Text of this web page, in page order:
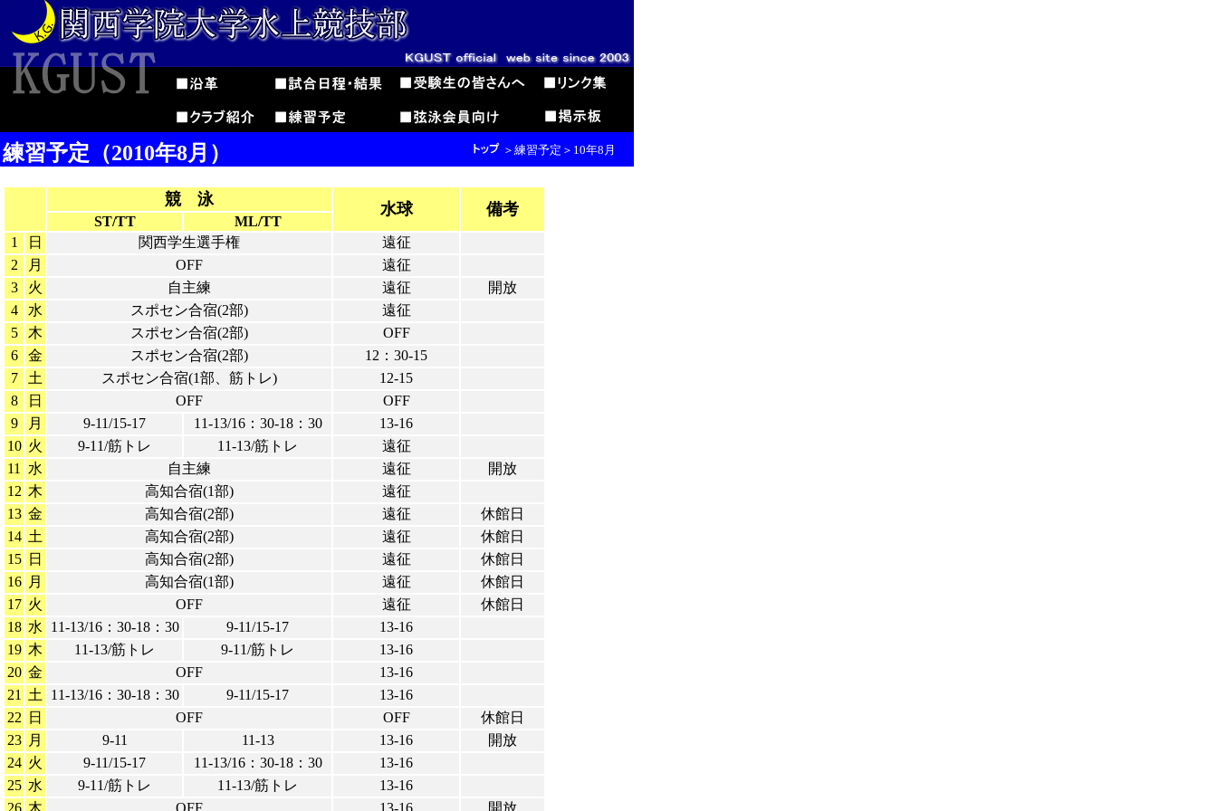
練習予定（2010年8月） ＞練習予定＞10年8月
競 泳
水球 備考
ST/TT
ML/TT
1
日 関西学生選手権
遠征
2
月 OFF
遠征
3
火 自主練 遠征
開放
4
水 スポセン合宿(2部)
遠征
5
木 スポセン合宿(2部)
OFF
6
金 スポセン合宿(2部)
12：30-15
7
土 スポセン合宿(1部、筋トレ)
12-15
8
日 OFF
OFF
9
月 9-11/15-17 11-13/16：30-18：30
13-16
10 火 9-11/筋トレ 11-13/筋トレ
遠征
11
水 自主練 遠征
開放
12 木 高知合宿(1部)
遠征
13 金 高知合宿(2部) 遠征
休館日
14 土 高知合宿(2部) 遠征
休館日
15
日 高知合宿(2部) 遠征
休館日
16
月 高知合宿(1部) 遠征
休館日
17 火 OFF 遠征
休館日
18 水 11-13/16：30-18：30 9-11/15-17
13-16
19 木 11-13/筋トレ 9-11/筋トレ
13-16
20 金 OFF
13-16
21
土 11-13/16：30-18：30 9-11/15-17
13-16
22
日 OFF OFF
休館日
23
月 9-11 11-13 13-16
開放
24 火 9-11/15-17 11-13/16：30-18：30
13-16
25 水 9-11/筋トレ 11-13/筋トレ
13-16
26 木 OFF 13-16 開放